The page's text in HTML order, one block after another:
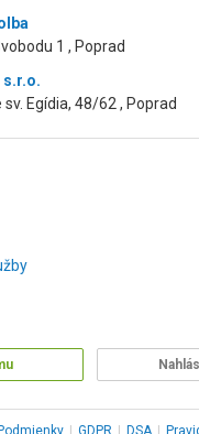
1 , Poprad
s.r.o.
sv. Egídia, 48/62 , Poprad
Podmienky GDPR DSA